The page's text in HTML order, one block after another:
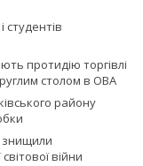
студентів
протидію торгівлі
столом в ОВА
району
знищили
війни